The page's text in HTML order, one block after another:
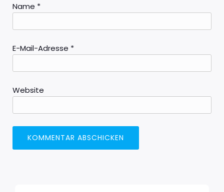
Name *
E-Mail-Adresse *
Website